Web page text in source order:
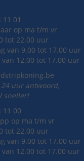
11 01
op ma t/m vr
tot 22.00 uur
van 9.00 tot 17.00 uur
van 12.00 tot 17.00 uur
uur antwoord,
sneller!
11 00
op ma t/m vr
tot 22.00 uur
van 9.00 tot 17.00 uur
van 12.00 tot 17.00 uur